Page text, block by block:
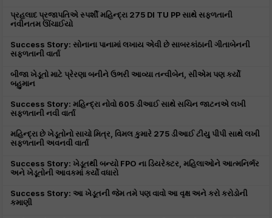
પ્રહલાદ પ્રજાપતિએ સ્પર્શી મહિન્દ્રા 275 DI TU PP સાથે સફળતાની
નવીનતમ ઊંચાઈયો
Success Story: સોનાના પાનામાં લખાય એવી છે સાબરકાંઠાની ગીતાબેનની
સફળતાની વાર્તા
બીજા ખેડૂતો માટે પ્રેરણા બનીને ઉભરી આવ્યા તન્વીબેન, સીએમ પણ કર્યો
બહુમાન
Success Story: મહિન્દ્રા નોવો 605 ડીઆઈ સાથે સચિન જાટનએ લખી
સફળતાની નવી વાર્તા
મહિન્દ્રા છે ખેડૂતોનો સાચો મિત્ર, વિમલ કુમારે 275 ડીઆઈ ટીયુ પીપી સાથે લખી
સફળતાની અવનવી વાર્તા
Success Story: ખેડૂતથી બન્યો FPO ના ડિયરેક્ટર, મહિલાઓને આત્મનિર્ભર
અને ખેડૂતોની આવકમાં કર્યો વધારો
Success Story: આ ખેડૂતની જેમ તમે પણ વાવો આ વૃક્ષ અને કરો કરોડોની
કમાણી